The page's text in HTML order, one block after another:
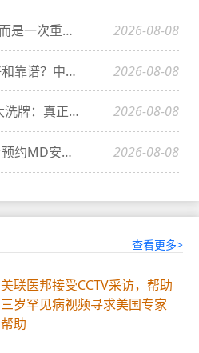
“出国就医”不只是选择，而是一次重生的机会：费用、路径与真实效果全解 2026-08-08
去国外看病的中介哪家好和靠谱？中国患者家庭必须明白的3件事 2026-08-08
2026跨境就医中介排名大洗牌：真正能预约美国顶级专家的机构，还剩几家？ 2026-08-08
不靠中介，自己一步一步预约MD安德森癌症中心（中国患者DIY全攻略） 2026-08-08
查看更多>
美联医邦接受CCTV采访，帮助
三岁罕见病视频寻求美国专家
帮助